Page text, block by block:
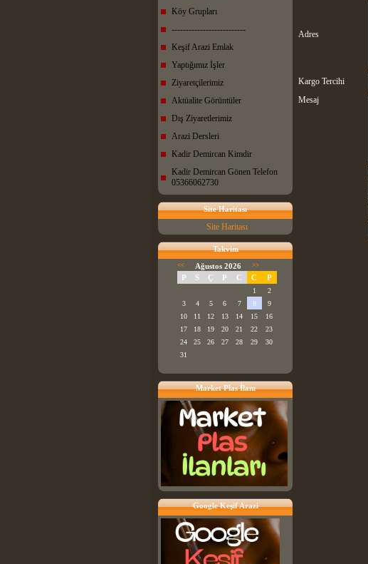
Köy Grupları
--------------------------
Keşif Arazi Emlak
Yaptığımız İşler
Ziyaretçilerimiz
Aktüalite Görüntüler
Dış Ziyaretlerimiz
Arazi Dersleri
Kadir Demircan Kimdir
Kadir Demircan Gönen Telefon
05366062730
Site Haritası
Site Haritası
Takvim
<< Ağustos 2026 >>
P S Ç P C C P
1
2
3
4 5 6 7 8
9
10
11 12 13 14 15
16
17
18 19 20 21 22
23
24
25 26 27 28 29
30
31
Market Plas İlanı
Google Keşif Arazi
Adres
Kargo Tercihi
Mesaj